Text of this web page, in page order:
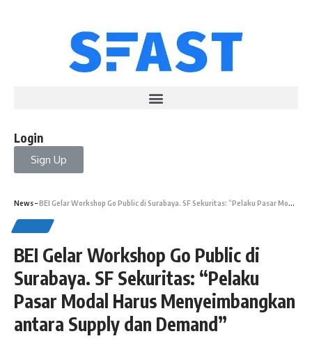
Login
Sign Up
News–BEI Gelar Workshop Go Public di Surabaya. SF Sekuritas: “Pelaku Pasar Modal Harus Menyeimbangkan antara Supply dan Demand”
BEI Gelar Workshop Go Public di
Surabaya. SF Sekuritas: “Pelaku
Pasar Modal Harus Menyeimbangkan
antara Supply dan Demand”